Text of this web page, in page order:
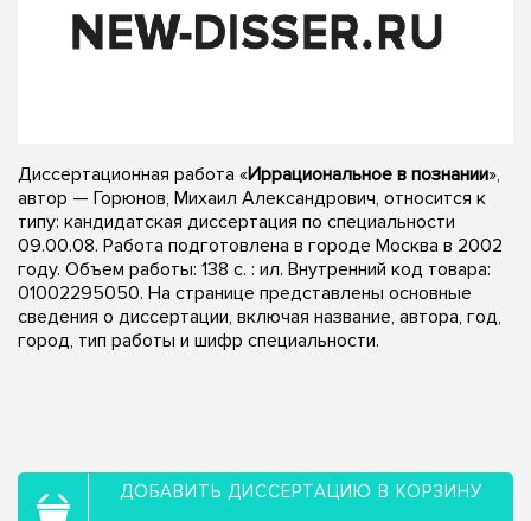
Диссертационная работа «Иррациональное в познании»,
автор — Горюнов, Михаил Александрович, относится к
типу: кандидатская диссертация по специальности
09.00.08. Работа подготовлена в городе Москва в 2002
году. Объем работы: 138 с. : ил. Внутренний код товара:
01002295050. На странице представлены основные
сведения о диссертации, включая название, автора, год,
город, тип работы и шифр специальности.
ДОБАВИТЬ ДИССЕРТАЦИЮ В КОРЗИНУ